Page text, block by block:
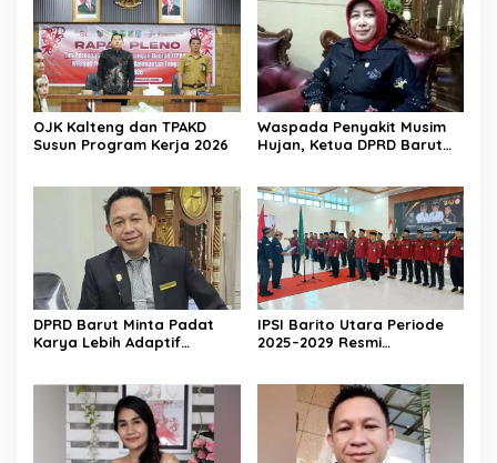
OJK Kalteng dan TPAKD
Susun Program Kerja 2026
Waspada Penyakit Musim
Hujan, Ketua DPRD Barut
DPRD Barut Minta Padat
Karya Lebih Adaptif
IPSI Barito Utara Periode
2025–2029 Resmi